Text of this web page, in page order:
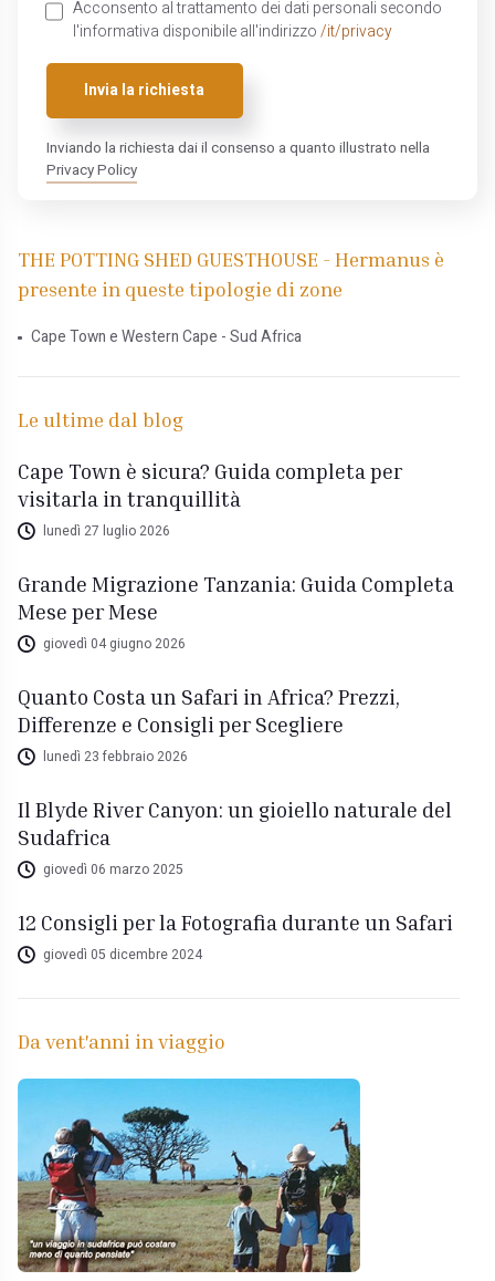
Acconsento al trattamento dei dati personali secondo
l'informativa disponibile all'indirizzo /it/privacy
Invia la richiesta
Inviando la richiesta dai il consenso a quanto illustrato nella
Privacy Policy
THE POTTING SHED GUESTHOUSE - Hermanus è
presente in queste tipologie di zone
Cape Town e Western Cape - Sud Africa
Le ultime dal blog
Cape Town è sicura? Guida completa per
visitarla in tranquillità
lunedì 27 luglio 2026
Grande Migrazione Tanzania: Guida Completa
Mese per Mese
giovedì 04 giugno 2026
Quanto Costa un Safari in Africa? Prezzi,
Differenze e Consigli per Scegliere
lunedì 23 febbraio 2026
Il Blyde River Canyon: un gioiello naturale del
Sudafrica
giovedì 06 marzo 2025
12 Consigli per la Fotografia durante un Safari
giovedì 05 dicembre 2024
Da vent'anni in viaggio